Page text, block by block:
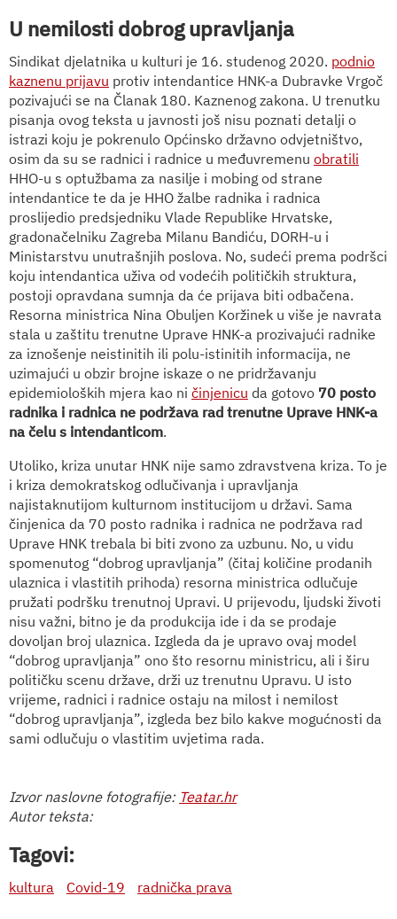
U nemilosti dobrog upravljanja
Sindikat djelatnika u kulturi je 16. studenog 2020. podnio
kaznenu prijavu protiv intendantice HNK-a Dubravke Vrgoč
pozivajući se na Članak 180. Kaznenog zakona. U trenutku
pisanja ovog teksta u javnosti još nisu poznati detalji o
istrazi koju je pokrenulo Općinsko državno odvjetništvo,
osim da su se radnici i radnice u međuvremenu obratili
HHO-u s optužbama za nasilje i mobing od strane
intendantice te da je HHO žalbe radnika i radnica
proslijedio predsjedniku Vlade Republike Hrvatske,
gradonačelniku Zagreba Milanu Bandiću, DORH-u i
Ministarstvu unutrašnjih poslova. No, sudeći prema podršci
koju intendantica uživa od vodećih političkih struktura,
postoji opravdana sumnja da će prijava biti odbačena.
Resorna ministrica Nina Obuljen Koržinek u više je navrata
stala u zaštitu trenutne Uprave HNK-a prozivajući radnike
za iznošenje neistinitih ili polu-istinitih informacija, ne
uzimajući u obzir brojne iskaze o ne pridržavanju
epidemioloških mjera kao ni činjenicu da gotovo 70 posto
radnika i radnica ne podržava rad trenutne Uprave HNK-a
na čelu s intendanticom.
Utoliko, kriza unutar HNK nije samo zdravstvena kriza. To je
i kriza demokratskog odlučivanja i upravljanja
najistaknutijom kulturnom institucijom u državi. Sama
činjenica da 70 posto radnika i radnica ne podržava rad
Uprave HNK trebala bi biti zvono za uzbunu. No, u vidu
spomenutog “dobrog upravljanja” (čitaj količine prodanih
ulaznica i vlastitih prihoda) resorna ministrica odlučuje
pružati podršku trenutnoj Upravi. U prijevodu, ljudski životi
nisu važni, bitno je da produkcija ide i da se prodaje
dovoljan broj ulaznica. Izgleda da je upravo ovaj model
“dobrog upravljanja” ono što resornu ministricu, ali i širu
političku scenu države, drži uz trenutnu Upravu. U isto
vrijeme, radnici i radnice ostaju na milost i nemilost
“dobrog upravljanja”, izgleda bez bilo kakve mogućnosti da
sami odlučuju o vlastitim uvjetima rada.
Izvor naslovne fotografije: Teatar.hr
Autor teksta:
Tagovi:
kultura Covid-19 radnička prava